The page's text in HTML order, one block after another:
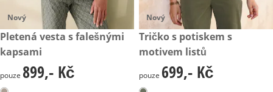
Nový
899,- Kč
Pletená vesta s falešnými
kapsami
899,- Kč
pouze 899,- Kč
Nový
699,- Kč
Tričko s potiskem s
motivem listů
699,- Kč
pouze 699,- Kč